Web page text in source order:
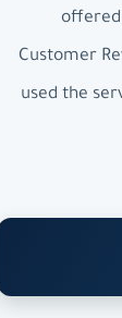
offered
Customer
used the